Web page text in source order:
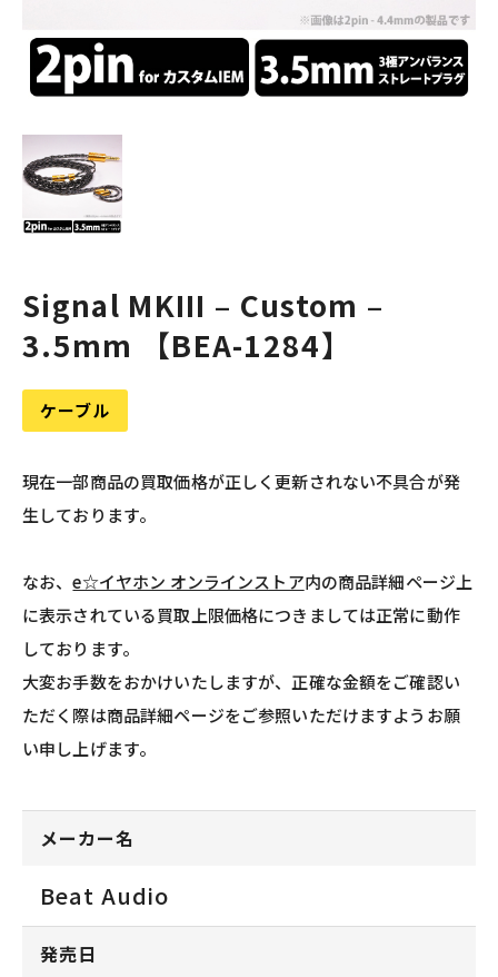
Signal MKIII – Custom –
3.5mm 【BEA-1284】
ケーブル
現在一部商品の買取価格が正しく更新されない不具合が発
生しております。
なお、e☆イヤホン オンラインストア内の商品詳細ページ上
に表示されている買取上限価格につきましては正常に動作
しております。
大変お手数をおかけいたしますが、正確な金額をご確認い
ただく際は商品詳細ページをご参照いただけますようお願
い申し上げます。
メーカー名
Beat Audio
発売日